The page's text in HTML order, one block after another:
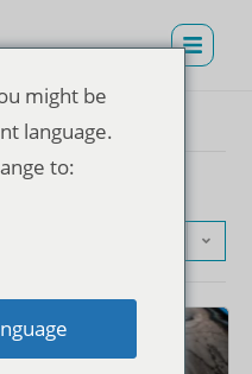
might be
language.
to: